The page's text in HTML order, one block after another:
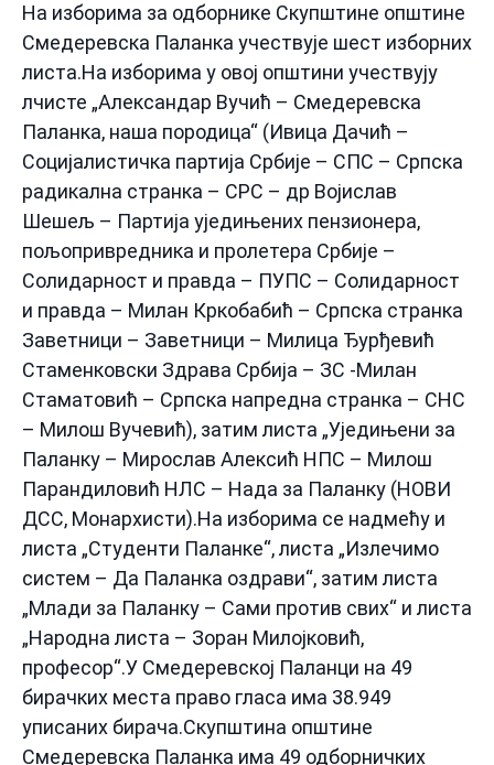
На изборима за одборнике Скупштине општине
Смедеревска Паланка учествује шест изборних
листа.На изборима у овој општини учествују
лчисте „Александар Вучић – Смедеревска
Паланка, наша породица“ (Ивица Дачић –
Социјалистичка партија Србије – СПС – Српска
радикална странка – СРС – др Војислав
Шешељ – Партија уједињених пензионера,
пољопривредника и пролетера Србије –
Солидарност и правда – ПУПС – Солидарност
и правда – Милан Кркобабић – Српска странка
Заветници – Заветници – Милица Ђурђевић
Стаменковски Здрава Србија – ЗС -Милан
Стаматовић – Српска напредна странка – СНС
– Милош Вучевић), затим листа „Уједињени за
Паланку – Мирослав Алексић НПС – Милош
Парандиловић НЛС – Нада за Паланку (НОВИ
ДСС, Монархисти).На изборима се надмећу и
листа „Студенти Паланке“, листа „Излечимо
систем – Да Паланка оздрави“, затим листа
„Млади за Паланку – Сами против свих“ и листа
„Народна листа – Зоран Милојковић,
професор“.У Смедеревској Паланци на 49
бирачких места право гласа има 38.949
уписаних бирача.Скупштина општине
Смедеревска Паланка има 49 одборничких